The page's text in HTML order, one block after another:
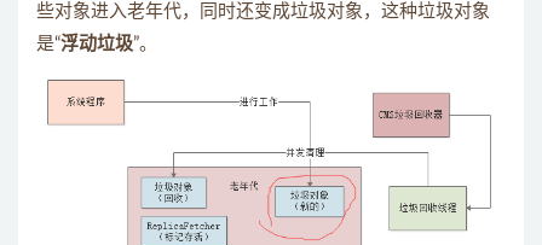
些对象进入老年代，同时还变成垃圾对象，这种垃圾对象
是“浮动垃圾”。